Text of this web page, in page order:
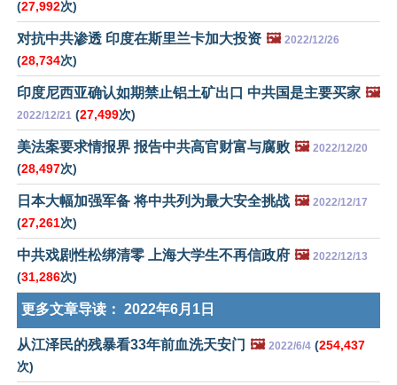
(27,992次)
对抗中共渗透 印度在斯里兰卡加大投资 🖼️ 2022/12/26
(28,734次)
印度尼西亚确认如期禁止铝土矿出口 中共国是主要买家 🖼️
2022/12/21 (27,499次)
美法案要求情报界 报告中共高官财富与腐败 🖼️ 2022/12/20
(28,497次)
日本大幅加强军备 将中共列为最大安全挑战 🖼️ 2022/12/17
(27,261次)
中共戏剧性松绑清零 上海大学生不再信政府 🖼️ 2022/12/13
(31,286次)
更多文章导读： 2022年6月1日
从江泽民的残暴看33年前血洗天安门 🖼️ 2022/6/4 (254,437
次)